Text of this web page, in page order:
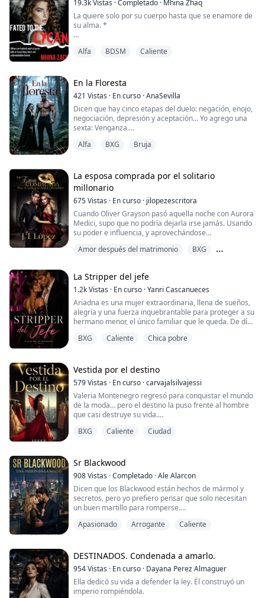
«Puedo olerte», me susurró al oído. «Tu vagina ya me
está rogando que me la folle».
Sí. Dios, sí. Me dolía el clítoris y sentía que mi vagina
estaba a punto de explotar. Ya no podía tratar d...
19.3kVistas ·Completado · Mhina Zhaq
La quiere solo por su cuerpo hasta que se enamore de
su alma. *
débil vampira híbrida que no actúa como tal. Incapaz
esto. Su mundo se derrumba cuando se la lleva su más
odiado adversario de Clutch...
Lucifer Saunron es un despiadado macho...
Alfa BDSM Caliente
En la Floresta
421 Vistas · En curso ·AnaSevilla
Dicen que hay cinco etapas del duelo: negación, enojo,
negociación, depresión y aceptación… Yo agrego una
sexta: Venganza.
A Agata Moon le asesinaron a su madre, su madrastra
bruja en la floresta. Ahora vuelve para cobrar lo que le
pertenece.
Pero el destino la une a Alonso Larencew: el Alfa p...
Alfa BXG Bruja
La esposa comprada por el solitario
millonario
675Vistas · En curso · jilopezescritora
Cuando Oliver Grayson pasó aquella noche con Aurora
Medici, supo que no podría dejarla irse jamás. Usando
su poder e influencia, y aprovechándose
padre, Oliver ha hecho una oferta imposible de
embargo, sabiendo bien que pasar aquella noche con
el mi...
Amor después del matrimonio
BXG
La Stripper del jefe
1.2kVistas · En curso ·Yanri Cascanueces
Ariadna es una mujer extraordinaria, llena de sueños,
alegría y una fuerza inquebrantable para proteger a su
hermano menor, el único familiar que le queda. De día,
eficiente. Pero cuando cae la noche, se convierte en la
que lleva dentro.
La est...
BXG Caliente Chica pobre
Vestida por el destino
579Vistas · En curso ·carvajalsilvajessi
Valeria Montenegro regresó para conquistar el mundo
de la moda… pero el destino la puso frente al hombre
que casi destruye su vida.
por su expareja, quien le robó sus diseños y arruinó su
prometedoras del momento. Cuando la poderosa casa
de moda italia...
BXG Caliente Ciudad
Sr Blackwood
908Vistas ·Completado ·Ale Alarcon
Dicen que los Blackwood están hechos de mármol y
secretos, pero yo prefiero pensar que solo necesitan
un buen martillo para romperse.
Como arquitecta, mi trabajo es diseñar estructuras
brillante, frío y exasperante que ha pisado Londres; un
hombre que vive bajo la dictadura de su agenda y que
cree qu...
Apasionado Arrogante Caliente
DESTINADOS. Condenada a amarlo.
954Vistas · En curso · Dayana Perez Almaguer
Ella dedicó su vida a defender la ley. Él construyó un
imperio rompiéndola.